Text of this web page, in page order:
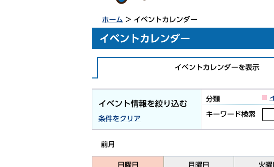
ホーム > イベントカレンダー
イベントカレンダー
イベントカレンダーを表示
イベント情報を絞り込む
条件をクリア
分類
キーワード検索
前月
日曜日 月曜日 火曜